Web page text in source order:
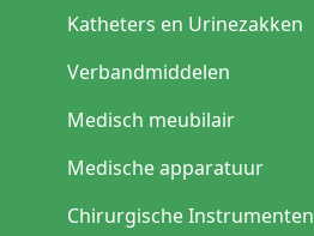
Katheters en Urinezakken
Verbandmiddelen
Medisch meubilair
Medische apparatuur
Chirurgische Instrumenten